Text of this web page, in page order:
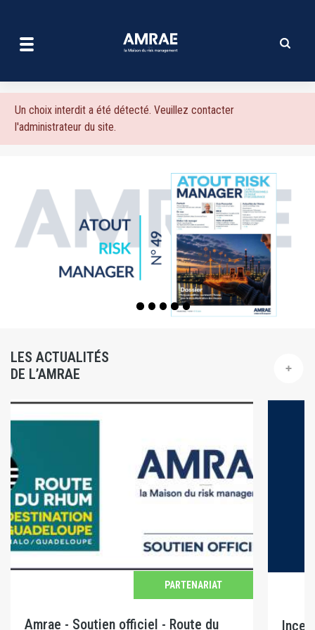
contenu
Message
d'erreur
Un choix interdit a été détecté. Veuillez contacter
l'administrateur du site.
LES ACTUALITÉS
DE L’AMRAE
PARTENARIAT
Amrae - Soutien officiel - Route du